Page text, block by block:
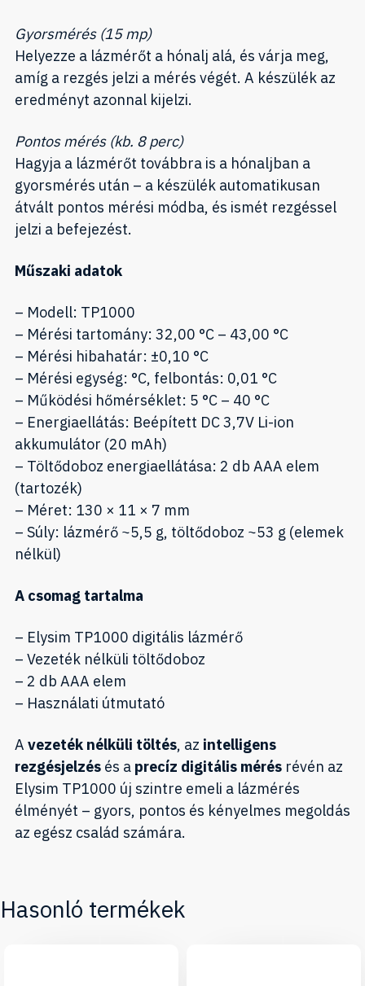
Gyorsmérés (15 mp)
Helyezze a lázmérőt a hónalj alá, és várja meg,
amíg a rezgés jelzi a mérés végét. A készülék az
eredményt azonnal kijelzi.
Pontos mérés (kb. 8 perc)
Hagyja a lázmérőt továbbra is a hónaljban a
gyorsmérés után – a készülék automatikusan
átvált pontos mérési módba, és ismét rezgéssel
jelzi a befejezést.
Műszaki adatok
– Modell: TP1000
– Mérési tartomány: 32,00 °C – 43,00 °C
– Mérési hibahatár: ±0,10 °C
– Mérési egység: °C, felbontás: 0,01 °C
– Működési hőmérséklet: 5 °C – 40 °C
– Energiaellátás: Beépített DC 3,7V Li-ion
akkumulátor (20 mAh)
– Töltődoboz energiaellátása: 2 db AAA elem
(tartozék)
– Méret: 130 × 11 × 7 mm
– Súly: lázmérő ~5,5 g, töltődoboz ~53 g (elemek
nélkül)
A csomag tartalma
– Elysim TP1000 digitális lázmérő
– Vezeték nélküli töltődoboz
– 2 db AAA elem
– Használati útmutató
A vezeték nélküli töltés, az intelligens
rezgésjelzés és a precíz digitális mérés révén az
Elysim TP1000 új szintre emeli a lázmérés
élményét – gyors, pontos és kényelmes megoldás
az egész család számára.
Hasonló termékek